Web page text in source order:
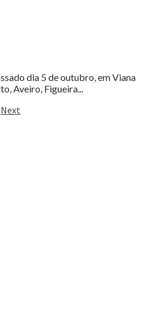
dia 5 de outubro, em Viana
Aveiro, Figueira...
Next